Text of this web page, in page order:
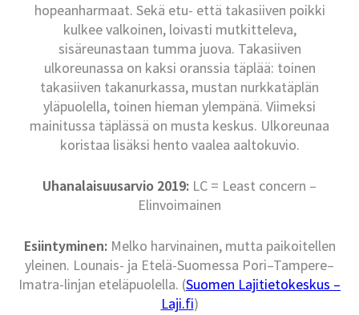
hopeanharmaat. Sekä etu- että takasiiven poikki
kulkee valkoinen, loivasti mutkitteleva,
sisäreunastaan tumma juova. Takasiiven
ulkoreunassa on kaksi oranssia täplää: toinen
takasiiven takanurkassa, mustan nurkkatäplän
yläpuolella, toinen hieman ylempänä. Viimeksi
mainitussa täplässä on musta keskus. Ulkoreunaa
koristaa lisäksi hento vaalea aaltokuvio.
Uhanalaisuusarvio 2019: LC = Least concern –
Elinvoimainen
Esiintyminen:Melko harvinainen, mutta paikoitellen
yleinen. Lounais- ja Etelä-Suomessa Pori–Tampere–
Imatra-linjan eteläpuolella. (Suomen Lajitietokeskus –
Laji.fi)